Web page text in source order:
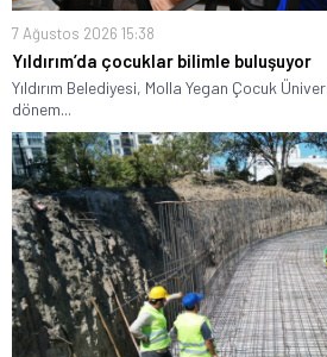
7 Ağustos 2026 15:38
Yıldırım’da çocuklar bilimle buluşuyor
Yıldırım Belediyesi, Molla Yegan Çocuk
dönem...